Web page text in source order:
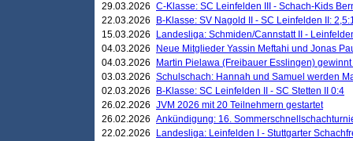
29.03.2026 C-Klasse: SC Leinfelden III - Schach-Kids
22.03.2026
B-Klasse: SV Nagold II - SC Leinfelden II:
15.03.2026
Landesliga: Schmiden/Cannstatt II -
04.03.2026
Neue Mitglieder Yassin Meftahi und Jonas
04.03.2026
Martin Pielawa (Freibauer Esslingen)
03.03.2026 Schulschach: Hannah und Samuel werden
02.03.2026
B-Klasse: SC Leinfelden II - SC Stetten II 0:4
26.02.2026 JVM 2026 mit 20 Teilnehmern gestartet
26.02.2026 Ankündigung: 16.
22.02.2026
Landesliga: Leinfelden I - Stuttgarter